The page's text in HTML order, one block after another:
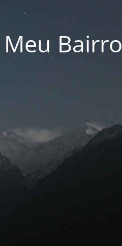
Bairro